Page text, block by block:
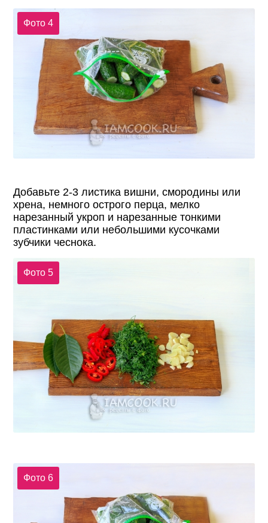
Фото 4
Добавьте 2-3 листика вишни, смородины или
хрена, немного острого перца, мелко
нарезанный укроп и нарезанные тонкими
пластинками или небольшими кусочками
зубчики чеснока.
Фото 5
Фото 6